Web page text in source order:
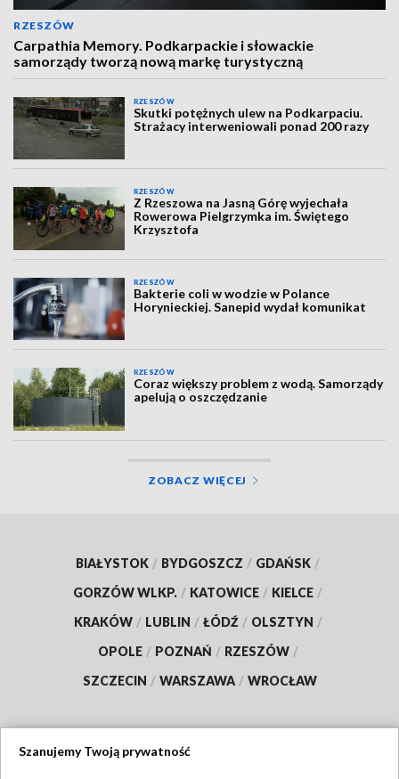
RZESZÓW
Carpathia Memory. Podkarpackie i słowackie
samorządy tworzą nową markę turystyczną
RZESZÓW
Skutki potężnych ulew na Podkarpaciu.
Strażacy interweniowali ponad 200 razy
RZESZÓW
Z Rzeszowa na Jasną Górę wyjechała
Rowerowa Pielgrzymka im. Świętego
Krzysztofa
RZESZÓW
Bakterie coli w wodzie w Polance
Horynieckiej. Sanepid wydał komunikat
RZESZÓW
Coraz większy problem z wodą. Samorządy
apelują o oszczędzanie
ZOBACZ WIĘCEJ
BIAŁYSTOK / BYDGOSZCZ / GDAŃSK /
GORZÓW WLKP. / KATOWICE / KIELCE /
KRAKÓW / LUBLIN / ŁÓDŹ / OLSZTYN /
OPOLE / POZNAŃ / RZESZÓW /
SZCZECIN / WARSZAWA / WROCŁAW
Szanujemy Twoją prywatność